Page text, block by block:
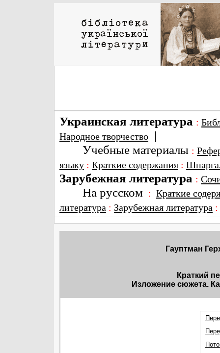
Украинская литература :
Народное творчество |
Учебные материалы :
языку : Краткие содержания :
Зарубежная литература :
На русском : Краткие
литература : Зарубежная литература
Гауптман
Краткий
Изложение сюжета.